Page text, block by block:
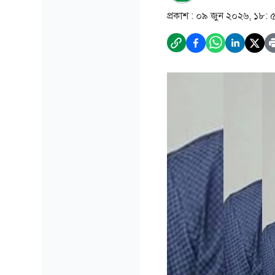
প্রকাশ : ০৯ জুন ২০২৬, ১৮: